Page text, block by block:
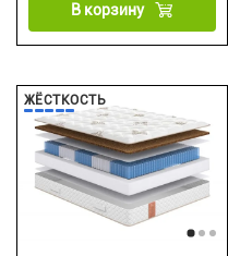
В корзину
ЖЁСТКОСТЬ